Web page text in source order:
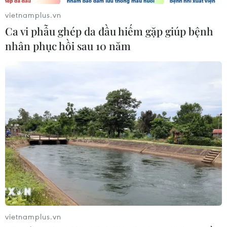
hụt viện trợ
05/08/2026 06:41
CƠ QUAN CHỦ QUẢN: THÔNG TẤN XÃ VIỆT NAM
Tổng Biên tập: TRẦN TIẾN DUẨN
Phó Tổng Biên tập: NGUYỄN THỊ TÁM, KHÚC THANH
THỦY
Sở hữu trí tuệ
vietnamplus.vn
Ca vi phẫu ghép da đầu hiếm gặp giúp bệnh
nhân phục hồi sau 10 năm
vietnamplus.vn